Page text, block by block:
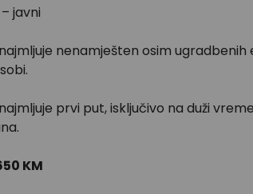
javni
nenamješten osim
prvi put, isključivo na duži
KM